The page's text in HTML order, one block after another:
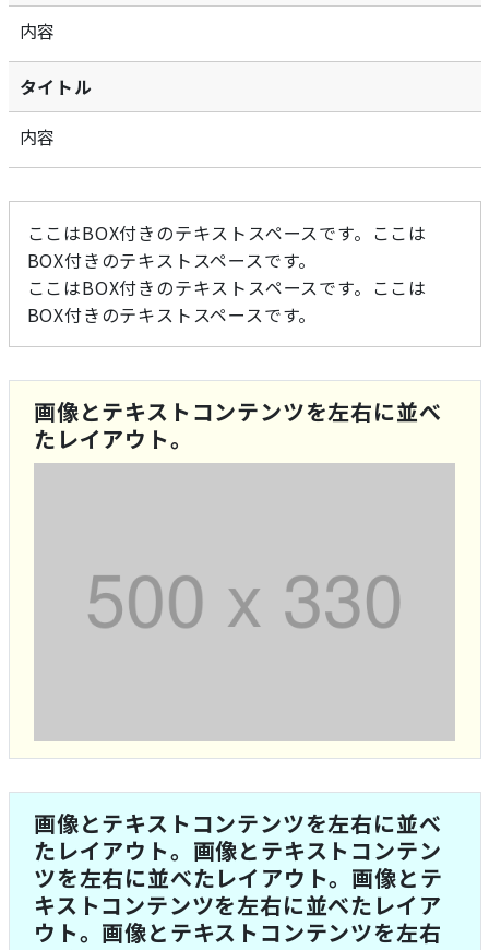
内容
タイトル
内容
ここはBOX付きのテキストスペースです。ここは
BOX付きのテキストスペースです。
ここはBOX付きのテキストスペースです。ここは
BOX付きのテキストスペースです。
画像とテキストコンテンツを左右に並べ
たレイアウト。
画像とテキストコンテンツを左右に並べ
たレイアウト。画像とテキストコンテン
ツを左右に並べたレイアウト。画像とテ
キストコンテンツを左右に並べたレイア
ウト。画像とテキストコンテンツを左右